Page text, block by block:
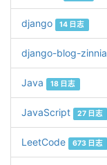
django 14 日志
django-blog-zinnia
Java 18 日志
JavaScript 27 日志
LeetCode 673 日志